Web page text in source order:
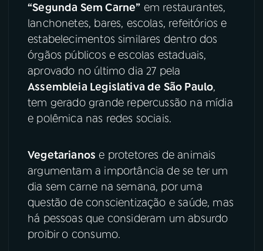
08FESTIVAL DE MÚSICA
ACOMPANHE A RÁDIO NACIONAL
YouTube Facebook
Instagram X
“Segunda Sem Carne” em restaurantes,
lanchonetes, bares, escolas, refeitórios e
estabelecimentos similares dentro dos
órgãos públicos e escolas estaduais,
aprovado no último dia 27 pela
Assembleia Legislativa de São Paulo,
tem gerado grande repercussão na mídia
e polêmica nas redes sociais.
Vegetarianos e protetores de animais
argumentam a importância de se ter um
dia sem carne na semana, por uma
questão de conscientização e saúde, mas
há pessoas que consideram um absurdo
proibir o consumo.